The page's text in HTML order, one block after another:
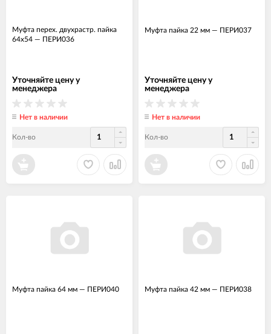
Муфта перех. двухрастр. пайка
64х54 — ПЕРИ036
Уточняйте цену у
менеджера
Нет в наличии
Кол-во
Муфта пайка 22 мм — ПЕРИ037
Уточняйте цену у
менеджера
Нет в наличии
Кол-во
Муфта пайка 64 мм — ПЕРИ040 Муфта пайка 42 мм — ПЕРИ038